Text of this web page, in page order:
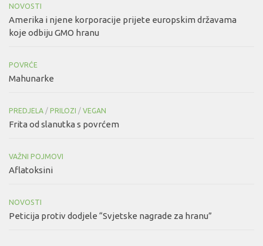
NOVOSTI
Amerika i njene korporacije prijete europskim državama
koje odbiju GMO hranu
POVRĆE
Mahunarke
PREDJELA / PRILOZI / VEGAN
Frita od slanutka s povrćem
VAŽNI POJMOVI
Aflatoksini
NOVOSTI
Peticija protiv dodjele “Svjetske nagrade za hranu”